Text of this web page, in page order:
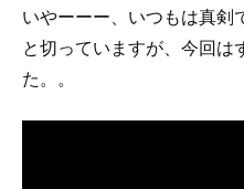
いやーーー、いつもは真剣
と切っていますが、今回は
た。。